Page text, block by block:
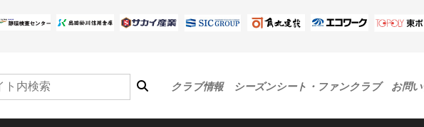
クラブ情報 シーズンシート・ファンクラブ お問